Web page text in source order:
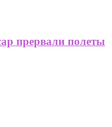
прервали полеты